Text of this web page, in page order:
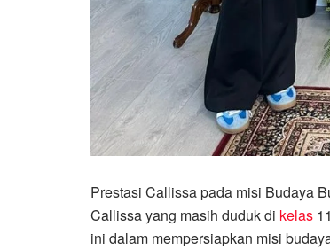
Prestasi Callissa pada misi Budaya
Callissa yang masih duduk di kelas
ini dalam mempersiapkan misi